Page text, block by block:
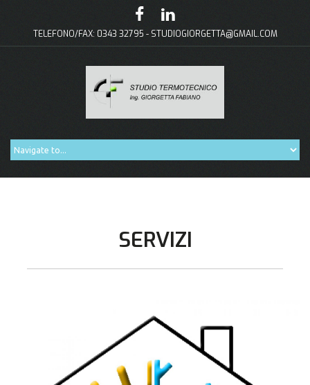
TELEFONO/FAX: 0343 32795 - STUDIOGIORGETTA@GMAIL.COM
SERVIZI